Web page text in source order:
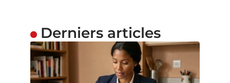
Derniers articles